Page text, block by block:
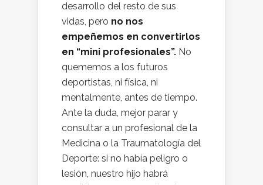
desarrollo del resto de sus
vidas, pero no nos
empeñemos en convertirlos
en “mini profesionales”. No
quememos a los futuros
deportistas, ni física, ni
mentalmente, antes de tiempo.
Ante la duda, mejor parar y
consultar a un profesional de la
Medicina o la Traumatología del
Deporte: si no había peligro o
lesión, nuestro hijo habrá